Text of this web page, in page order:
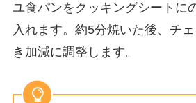
ユ食パンをクッキングシートに
入れます。約5分焼いた後、チ
き加減に調整します。